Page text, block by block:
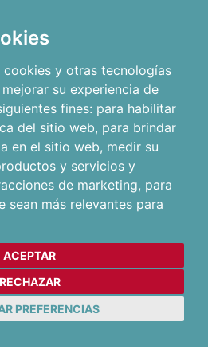
y otras tecnologías
su experiencia de
fines: para habilitar
del sitio web, para brindar
en el sitio web, medir su
y servicios y
de marketing, para
sean más relevantes para
ACEPTAR
RECHAZAR
PREFERENCIAS